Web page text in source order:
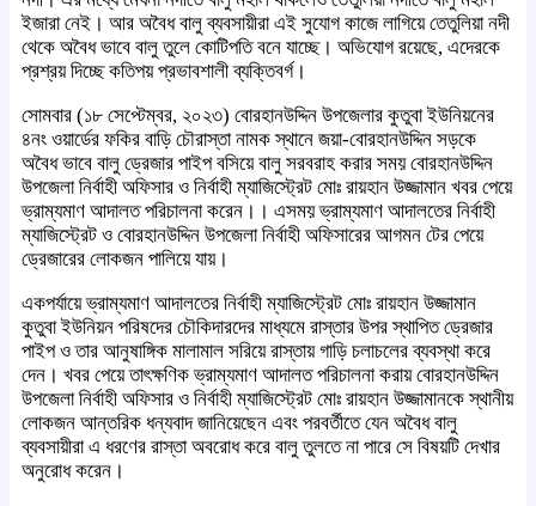
ইজারা নেই। আর অবৈধ বালু ব্যবসায়ীরা এই সুযোগ কাজে লাগিয়ে তেতুলিয়া নদী
থেকে অবৈধ ভাবে বালু তুলে কোটিপতি বনে যাচ্ছে। অভিযোগ রয়েছে, এদেরকে
প্রশ্রয় দিচ্ছে কতিপয় প্রভাবশালী ব্যক্তিবর্গ।
সোমবার (১৮ সেপ্টেম্বর, ২০২৩) বোরহানউদ্দিন উপজেলার কুতুবা ইউনিয়নের
৪নং ওয়ার্ডের ফকির বাড়ি চৌরাস্তা নামক স্থানে জয়া-বোরহানউদ্দিন সড়কে
অবৈধ ভাবে বালু ড্রেজার পাইপ বসিয়ে বালু সরবরাহ করার সময় বোরহানউদ্দিন
উপজেলা নির্বাহী অফিসার ও নির্বাহী ম্যাজিস্ট্রেট মোঃ রায়হান উজ্জামান খবর পেয়ে
ভ্রাম্যমাণ আদালত পরিচালনা করেন।। এসময় ভ্রাম্যমাণ আদালতের নির্বাহী
ম্যাজিস্ট্রেট ও বোরহানউদ্দিন উপজেলা নির্বাহী অফিসারের আগমন টের পেয়ে
ড্রেজারের লোকজন পালিয়ে যায়।
একপর্যায়ে ভ্রাম্যমাণ আদালতের নির্বাহী ম্যাজিস্ট্রেট মোঃ রায়হান উজ্জামান
কুতুবা ইউনিয়ন পরিষদের চৌকিদারদের মাধ্যমে রাস্তার উপর স্থাপিত ড্রেজার
পাইপ ও তার আনুষাঙ্গিক মালামাল সরিয়ে রাস্তায় গাড়ি চলাচলের ব্যবস্থা করে
দেন। খবর পেয়ে তাৎক্ষণিক ভ্রাম্যমাণ আদালত পরিচালনা করায় বোরহানউদ্দিন
উপজেলা নির্বাহী অফিসার ও নির্বাহী ম্যাজিস্ট্রেট মোঃ রায়হান উজ্জামানকে স্থানীয়
লোকজন আন্তরিক ধন্যবাদ জানিয়েছেন এবং পরবর্তীতে যেন অবৈধ বালু
ব্যবসায়ীরা এ ধরণের রাস্তা অবরোধ করে বালু তুলতে না পারে সে বিষয়টি দেখার
অনুরোধ করেন।